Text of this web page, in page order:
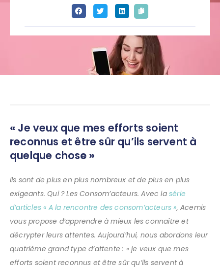
« Je veux que mes efforts soient
reconnus et être sûr qu’ils servent à
quelque chose »
Ils sont de plus en plus nombreux et de plus en plus
exigeants. Qui ? Les Consom’acteurs. Avec lasérie
d’articles « A la rencontre des consom’acteurs », Acemis
vous propose d’apprendre à mieux les connaître et
décrypter leurs attentes. Aujourd’hui, nous abordons leur
quatrième grand type d’attente : « je veux que mes
efforts soient reconnus et être sûr qu’ils servent à